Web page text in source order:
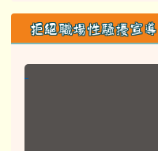
拒絕職場性騷擾宣導